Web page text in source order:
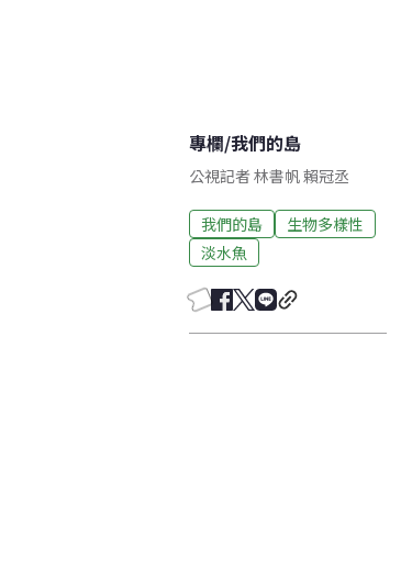
專欄/我們的島
公視記者 林書帆 賴冠丞
我們的島
生物多樣性
淡水魚